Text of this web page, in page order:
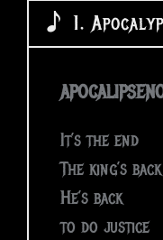
1.
It’s the end
The king’s back
He’s back
to do justice